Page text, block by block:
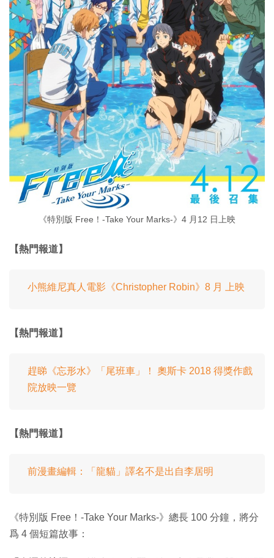
《特別版 Free！-Take Your Marks-》4 月12 日上映
【熱門報道】
小熊維尼真人電影《Christopher Robin》8 月 上映
【熱門報道】
趕睇《忘形水》「尾班車」！ 奧斯卡 2018 得獎作戲
院放映一覽
【熱門報道】
前漫畫編輯：「龍貓」譯名不是出自李居明
《特別版 Free！-Take Your Marks-》總長 100 分鐘，將分
爲 4 個短篇故事：